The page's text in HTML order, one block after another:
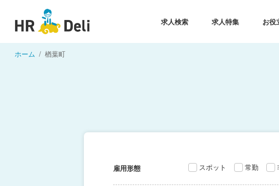
求人検索 求人特集 お役
ホーム 楢葉町
雇用形態 スポット 常勤